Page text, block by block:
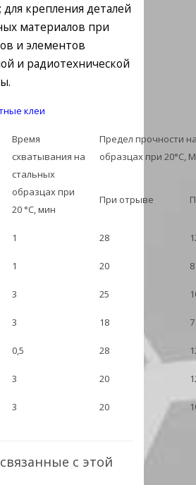
для крепления деталей
материалов при
и элементов
и радиотехнической
клеи
Время
схватывания на
стальных
образцах при
20 °С, мин
Предел прочности
образцах при 20°С,
При отрыве
1 28
1 20 8
3 25
3 18 7
0,5 28
3 20
3 20
с этой